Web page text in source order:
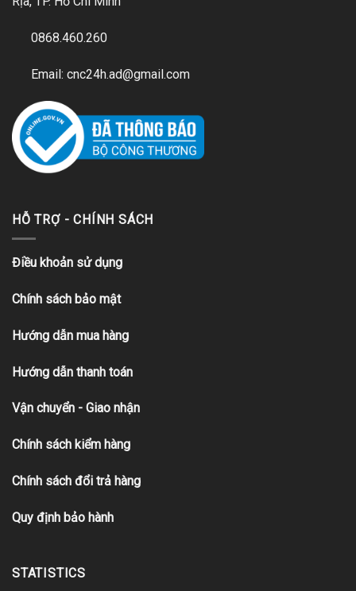
0868.460.260
Email: cnc24h.ad@gmail.com
HỖ TRỢ - CHÍNH SÁCH
Điều khoản sử dụng
Chính sách bảo mật
Hướng dẫn mua hàng
Hướng dẫn thanh toán
Vận chuyển - Giao nhận
Chính sách kiểm hàng
Chính sách đổi trả hàng
Quy định bảo hành
STATISTICS